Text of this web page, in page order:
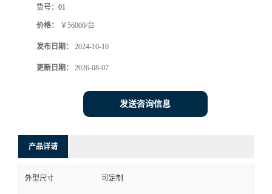
货号： 01
价格： ￥56000/台
发布日期： 2024-10-10
更新日期： 2026-08-07
发送咨询信息
产品详请
外型尺寸 可定制